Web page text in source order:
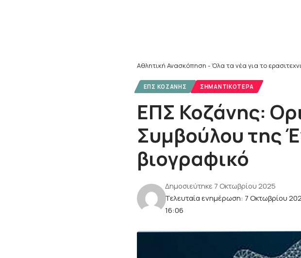
Αθλητική Ανασκόπηση - Όλα τα νέα για το
ΕΠΣ ΚΟΖΆΝΗΣ ΣΗΜΑΝΤΙΚΌΤΕΡΑ
ΕΠΣ Κοζάνης:
Συμβούλου της
βιογραφικό
Τελευταία ενημέρωση: 7 Οκτωβρίου
16:06
Δημοσιεύτηκε 7 Οκτωβρίου 2025